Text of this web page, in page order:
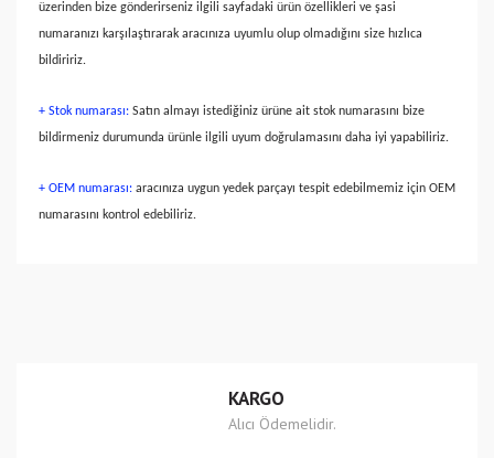
üzerinden bize gönderirseniz ilgili sayfadaki ürün özellikleri ve şasi
numaranızı karşılaştırarak aracınıza uyumlu olup olmadığını size hızlıca
bildiririz.
+ Stok numarası: Satın almayı istediğiniz ürüne ait stok numarasını bize
bildirmeniz durumunda ürünle ilgili uyum doğrulamasını daha iyi yapabiliriz.
+ OEM numarası: aracınıza uygun yedek parçayı tespit edebilmemiz için OEM
numarasını kontrol edebiliriz.
Ürün açıklamasında eksik bilgiler bulunuyor.
KARGO
Alıcı Ödemelidir.